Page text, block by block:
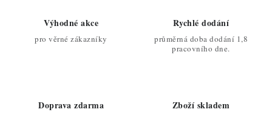
Výhodné akce
pro věrné zákazníky
Rychlé dodání
průměrná doba dodání 1,8
pracovního dne.
Doprava zdarma Zboží skladem